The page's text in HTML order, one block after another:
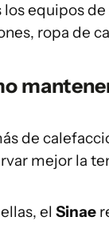
los equipos
ropa de
de
mejor la
el Sinae